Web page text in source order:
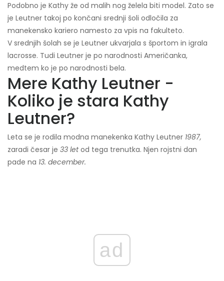
Podobno je Kathy že od malih nog želela biti model. Zato se
je Leutner takoj po končani srednji šoli odločila za
manekensko kariero namesto za vpis na fakulteto.
V srednjih šolah se je Leutner ukvarjala s športom in igrala
lacrosse. Tudi Leutner je po narodnosti Američanka,
medtem ko je po narodnosti bela.
Mere Kathy Leutner -
Koliko je stara Kathy
Leutner?
Leta se je rodila modna manekenka Kathy Leutner 1987,
zaradi česar je 33 letod tega trenutka. Njen rojstni dan
pade na 13. december.
ad